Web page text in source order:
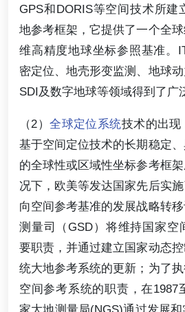
GPS和DORIS等空间技术所建
地参考框架，它提供了一个全
维高精度地球坐标参照基准。
密定位、地壳形变监测、地球
SDI及数字地球等领域得到了广
（2）全球定位系统技术的出现
基于空间定位技术的长期稳定
的全球性或区域性坐标参考框
况下，欧美等发达国家先后实
向空间参考基准的发展战略转
测量司（GSD）将维持国家空
要职责，并通过建立国家动态
统大地参考系统的更新；为了
空间参考系统的职责，在1987
家大地测量局(NGS)通过发展